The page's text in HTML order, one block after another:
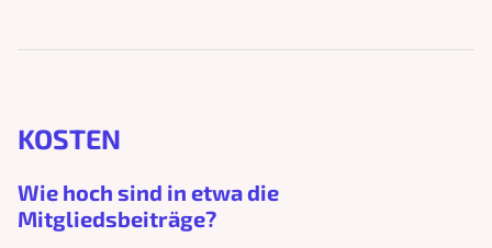
KOSTEN
Wie hoch sind in etwa die
Mitgliedsbeiträge?